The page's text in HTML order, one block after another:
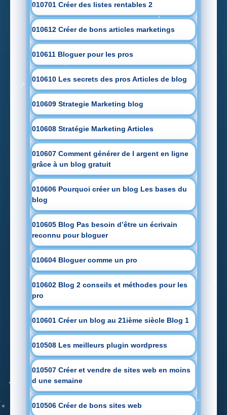
010701 Créer des listes rentables 2
010612 Créer de bons articles marketings
010611 Bloguer pour les pros
010610 Les secrets des pros Articles de blog
010609 Strategie Marketing blog
010608 Stratégie Marketing Articles
010607 Comment générer de l argent en ligne
grâce à un blog gratuit
010606 Pourquoi créer un blog Les bases du
blog
010605 Blog Pas besoin d’être un écrivain
reconnu pour bloguer
010604 Bloguer comme un pro
010602 Blog 2 conseils et méthodes pour les
pro
010601 Créer un blog au 21ième siècle Blog 1
010508 Les meilleurs plugin wordpress
010507 Créer et vendre de sites web en moins
d une semaine
010506 Créer de bons sites web